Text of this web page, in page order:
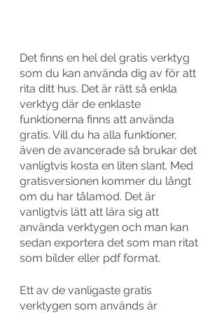
Det finns en hel del gratis verktyg
som du kan använda dig av för att
rita ditt hus. Det är rätt så enkla
verktyg där de enklaste
funktionerna finns att använda
gratis. Vill du ha alla funktioner,
även de avancerade så brukar det
vanligtvis kosta en liten slant. Med
gratisversionen kommer du långt
om du har tålamod. Det är
vanligtvis lätt att lära sig att
använda verktygen och man kan
sedan exportera det som man ritat
som bilder eller pdf format.
Ett av de vanligaste gratis
verktygen som används är